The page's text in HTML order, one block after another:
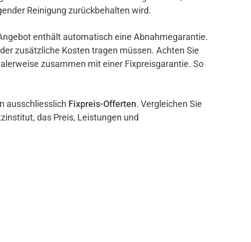
Reinigung zurückbehalten wird.
enthält automatisch eine Abnahmegarantie.
zusätzliche Kosten tragen müssen. Achten Sie
zusammen mit einer Fixpreisgarantie. So
ausschliesslich Fixpreis-Offerten. Vergleichen Sie
das Preis, Leistungen und